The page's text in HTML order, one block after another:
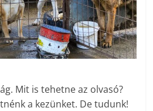
Mit is tehetne az olvasó?
a kezünket. De tudunk!